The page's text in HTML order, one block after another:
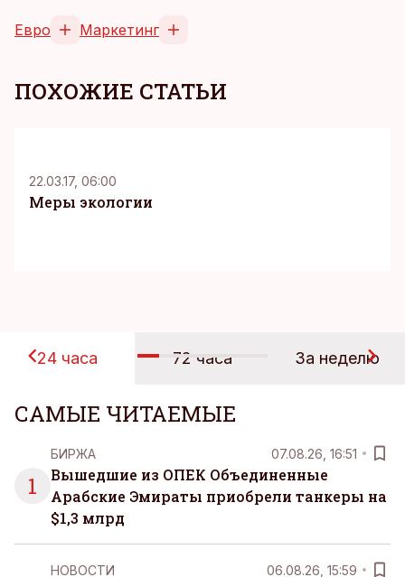
Евро Маркетинг
ПОХОЖИЕ СТАТЬИ
22.03.17, 06:00
Меры экологии
24 часа 72 часа За неделю
САМЫЕ ЧИТАЕМЫЕ
1
БИРЖА 07.08.26, 16:51
Вышедшие из ОПЕК Объединенные
Арабские Эмираты приобрели танкеры на
$1,3 млрд
НОВОСТИ 06.08.26, 15:59